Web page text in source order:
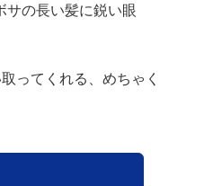
の長い髪に鋭い眼
ってくれる、めちゃく